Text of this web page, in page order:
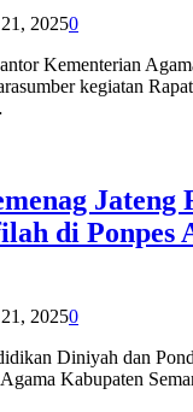
20250
Kementerian
kegiatan
Jateng
di Ponpes
20250
Diniyah dan
Kabupaten